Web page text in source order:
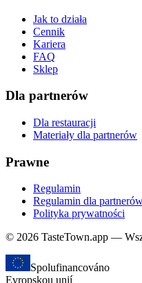
Jak to działa
Cennik
Kariera
FAQ
Sklep
Dla partnerów
Dla restauracji
Materiały dla partnerów
Prawne
Regulamin
Regulamin dla
Polityka prywatności
© 2026 TasteTown.app —
Spolufinancováno
Evropskou unií